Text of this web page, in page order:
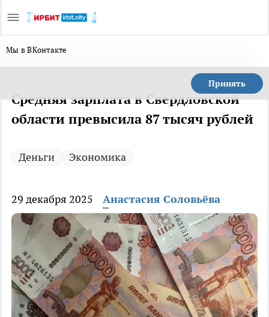
Мы в ВКонтакте
Принять
Средняя зарплата в Свердловской
области превысила 87 тысяч рублей
Деньги Экономика
29 декабря 2025 Анастасия Соловьёва